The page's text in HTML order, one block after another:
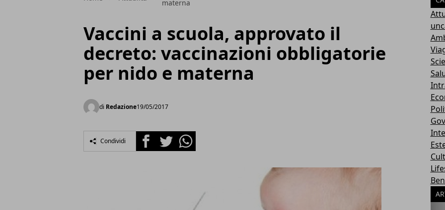
materna
Vaccini a scuola, approvato il
decreto: vaccinazioni obbligatorie
per nido e materna
di Redazione19/05/2017
Condividi FacebookTwitterWhatsapp